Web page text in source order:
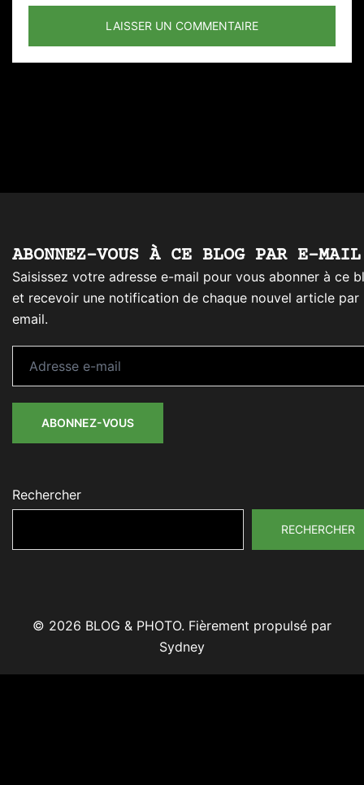
ABONNEZ-VOUS À CE BLOG PAR E-
Saisissez votre adresse e-mail pour vous abonner à ce
et recevoir une notification de chaque nouvel article par
email.
ABONNEZ-VOUS
Rechercher
RECHERCHER
© 2026 BLOG & PHOTO. Fièrement propulsé par
Sydney